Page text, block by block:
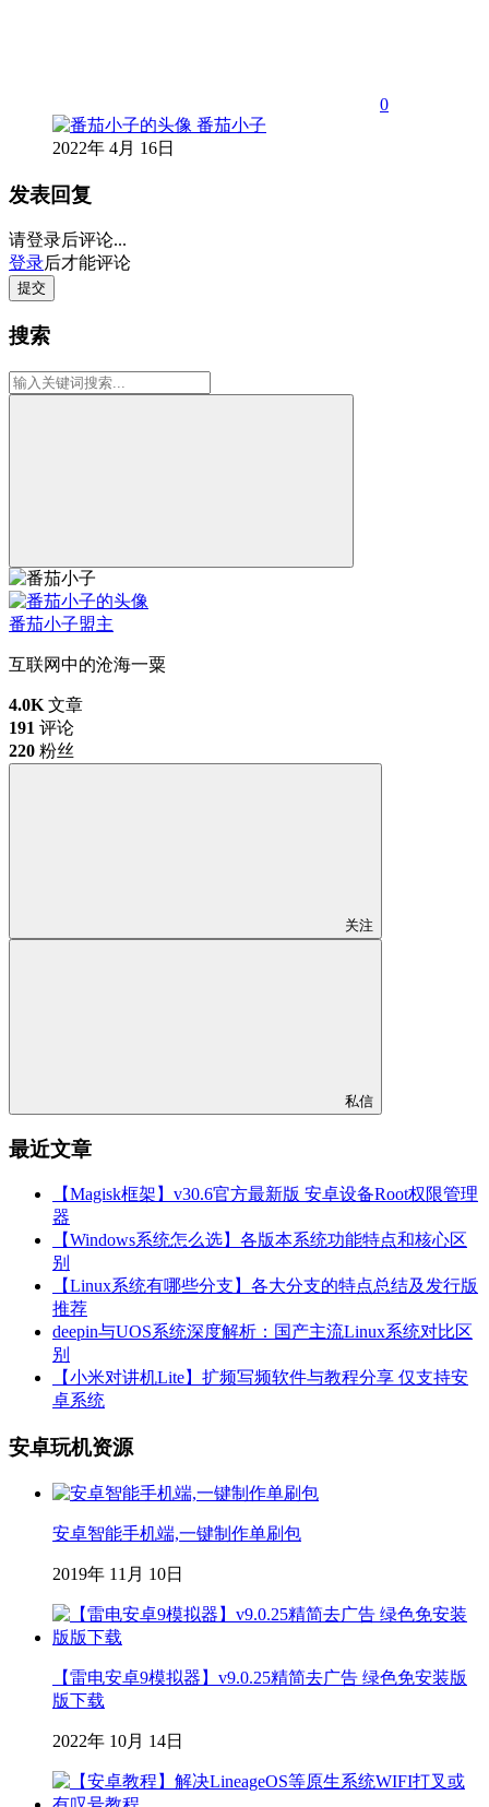
0
番茄小子
2022年 4月 16日
发表回复
请登录后评论...
登录后才能评论
提交
搜索
番茄小子盟主
互联网中的沧海一粟
4.0K 文章
191 评论
220 粉丝
关注
私信
最近文章
【Magisk框架】v30.6官方最新版 安卓设备Root权限管理
器
【Windows系统怎么选】各版本系统功能特点和核心区
别
【Linux系统有哪些分支】各大分支的特点总结及发行版
推荐
deepin与UOS系统深度解析：国产主流Linux系统对比区
别
【小米对讲机Lite】扩频写频软件与教程分享 仅支持安
卓系统
安卓玩机资源
安卓智能手机端,一键制作单刷包
2019年 11月 10日
【雷电安卓9模拟器】v9.0.25精简去广告 绿色免安装版
版下载
2022年 10月 14日